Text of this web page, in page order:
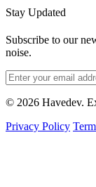
Stay Updated
Subscribe to our
noise.
© 2026 Havedev.
Privacy Policy